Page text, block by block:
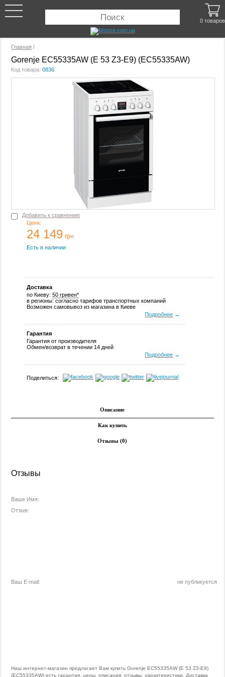
Главная /
Gorenje EC55335AW (E 53 Z3-E9) (EC55335AW)
Код товара:0836
Добавить к сравнению
Цена:
24 149 грн
Есть в наличии
Доставка
по Киеву:50 гривен*
в регионы: согласно тарифов транспортных компаний
Возможен самовывоз из магазина в Киеве
Подробнее →
Гарантия
Гарантия от производителя
Обмен/возврат в течении 14 дней
Подробнее →
Поделиться:
Описание
Как купить
Отзывы (0)
Отзывы
Ваше Имя:
Отзыв:
не публикуется
Ваш E-mail:
Наш интернет-магазин предлагает Вам купить Gorenje EC55335AW (E 53 Z3-E9)
(EC55335AW) есть гарантия, цены, описания, отзывы, характеристики. Доставка
0 товаров